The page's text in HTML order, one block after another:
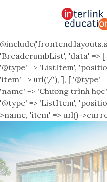
'BreadcrumbList', 'data' =>
'@type' => 'ListItem',
'item' => url('/'), ], [ '@type'
'name' => 'Chương trình
'@type' => 'ListItem',
>name, 'item' => url()-